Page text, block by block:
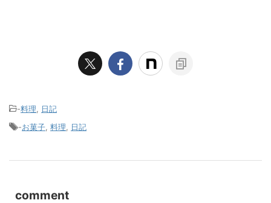
-料理
日記
-お菓子 料理 日記
comment